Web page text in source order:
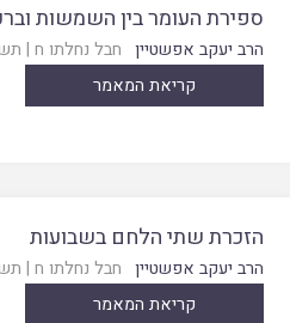
ספירת העומר בין השמשות
הרב יעקב אפשטיין חבל נחלתו ח |
קריאת המאמר
הזכרת שתי הלחם בשבועות
הרב יעקב אפשטיין חבל נחלתו ח |
קריאת המאמר